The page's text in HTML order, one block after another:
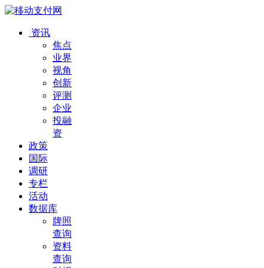
资讯
焦点
业界
视角
创新
评测
企业
投融
资
政策
国际
调研
专栏
活动
数据库
牌照
查询
资料
查询